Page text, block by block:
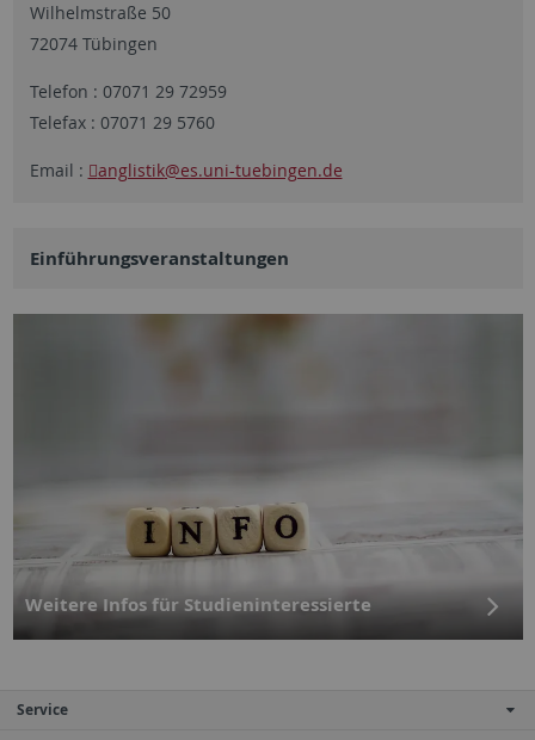
Wilhelmstraße 50
72074 Tübingen
Telefon : 07071 29 72959
Telefax : 07071 29 5760
Email : anglistik@es.uni-tuebingen.de
Einführungs­veranstaltungen
Weitere Infos für Studien­interessierte
Service